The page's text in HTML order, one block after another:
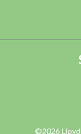
©2026